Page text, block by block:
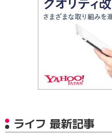
ライフ 最新記事